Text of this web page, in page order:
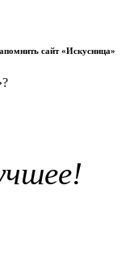
сайт «Искусница»